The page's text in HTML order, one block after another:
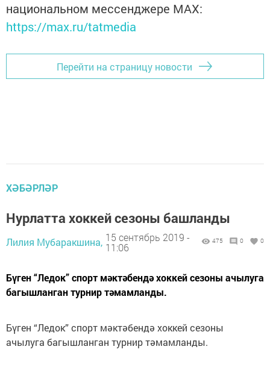
национальном мессенджере MАХ:
https://max.ru/tatmedia
Перейти на страницу новости
ХӘБӘРЛӘР
Нурлатта хоккей сезоны башланды
Лилия Мубаракшина, 15 сентябрь 2019 -
11:06
475 0 0
Бүген “Ледок” спорт мәктәбендә хоккей сезоны ачылуга
багышланган турнир тәмамланды.
Бүген “Ледок” спорт мәктәбендә хоккей сезоны
ачылуга багышланган турнир тәмамланды.